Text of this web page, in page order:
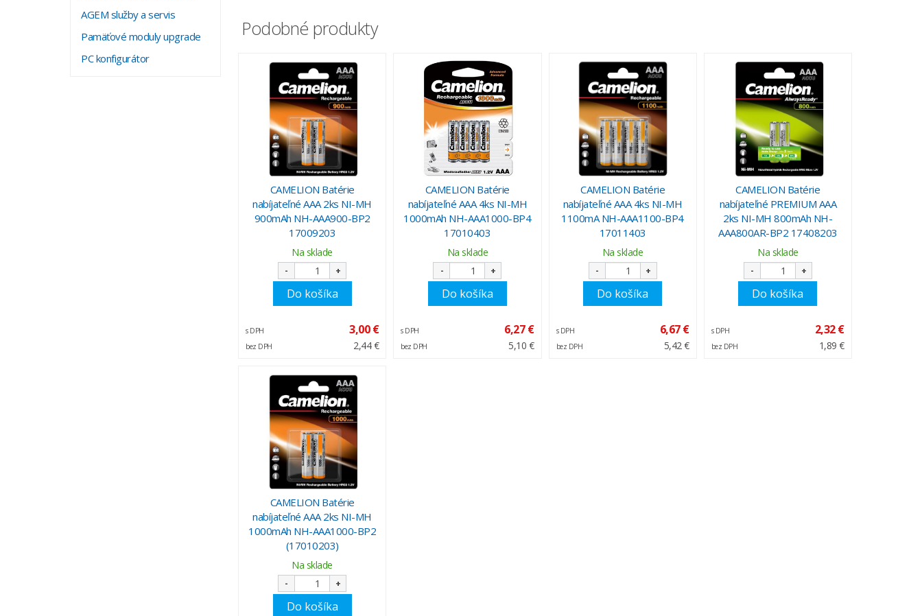
AGEM služby a servis
Pamäťové moduly upgrade
PC konfigurátor
Podobné produkty
CAMELION Batérie
nabíjateľné AAA 2ks NI-MH
900mAh NH-AAA900-BP2
17009203
Na sklade
- +
Do košíka
s DPH 3,00 €
bez DPH 2,44 €
CAMELION Batérie
nabíjateľné AAA 4ks NI-MH
1000mAh NH-AAA1000-BP4
17010403
Na sklade
- +
Do košíka
s DPH 6,27 €
bez DPH 5,10 €
CAMELION Batérie
nabíjateľné AAA 4ks NI-MH
1100mA NH-AAA1100-BP4
17011403
Na sklade
- +
Do košíka
s DPH 6,67 €
bez DPH 5,42 €
CAMELION Batérie
nabíjateľné PREMIUM AAA
2ks NI-MH 800mAh NH-
AAA800AR-BP2 17408203
Na sklade
- +
Do košíka
s DPH 2,32 €
bez DPH 1,89 €
CAMELION Batérie
nabíjateľné AAA 2ks NI-MH
1000mAh NH-AAA1000-BP2
(17010203)
Na sklade
- +
Do košíka